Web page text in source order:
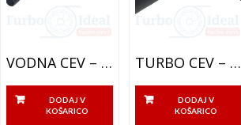
VODNA CEV – 400-55958-18
DODAJ V
KOŠARICO
TURBO CEV – INTERCOOLER CEV – 300-338-18
DODAJ V
KOŠARICO